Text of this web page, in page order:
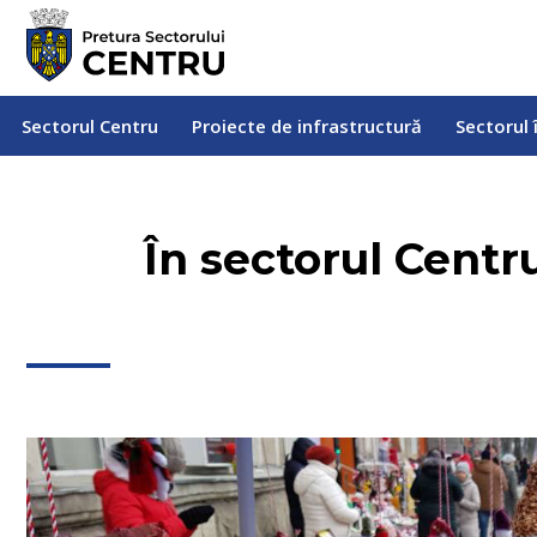
Sectorul Centru Proiecte de infrastructură Sectorul
În sectorul
Sectorul Centru Proiecte de infrastructură